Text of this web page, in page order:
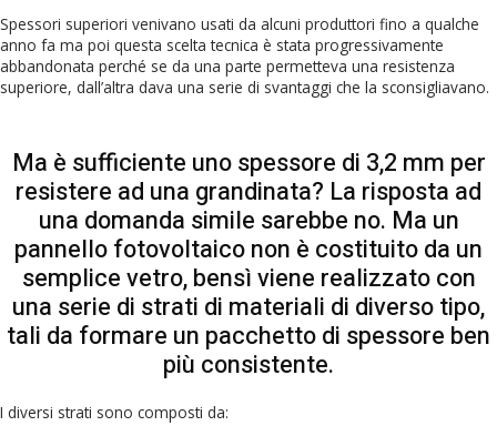
Spessori superiori venivano usati da alcuni produttori fino a qualche
anno fa ma poi questa scelta tecnica è stata progressivamente
abbandonata perché se da una parte permetteva una resistenza
superiore, dall’altra dava una serie di svantaggi che la sconsigliavano.
Ma è sufficiente uno spessore di 3,2 mm per
resistere ad una grandinata? La risposta ad
una domanda simile sarebbe no. Ma un
pannello fotovoltaico non è costituito da un
semplice vetro, bensì viene realizzato con
una serie di strati di materiali di diverso tipo,
tali da formare un pacchetto di spessore ben
più consistente.
I diversi strati sono composti da: